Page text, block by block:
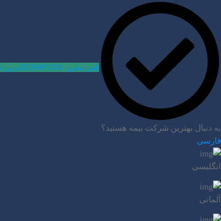
به دنبال بهترین شرکت بیمه هستید؟
تلفن تماس : 021987474آدرس
فارسی
انگلیسی
آلمانی